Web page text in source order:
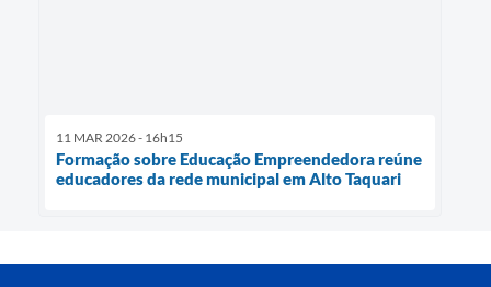
11 MAR 2026 - 16h15
Formação sobre Educação Empreendedora reúne
educadores da rede municipal em Alto Taquari